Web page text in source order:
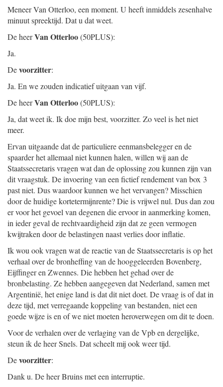
Meneer Van Otterloo, een moment. U heeft inmiddels zesenhalve
minuut spreektijd. Dat u dat weet.
De heerVan Otterloo(50PLUS):
Ja.
Devoorzitter:
Ja. En we zouden indicatief uitgaan van vijf.
De heerVan Otterloo(50PLUS):
Ja, dat weet ik. Ik doe mijn best, voorzitter. Zo veel is het niet
meer.
Ervan uitgaande dat de particuliere eenmansbelegger en de
spaarder het allemaal niet kunnen halen, willen wij aan de
Staatssecretaris vragen wat dan de oplossing zou kunnen zijn van
dit vraagstuk. De invoering van een fictief rendement van box 3
past niet. Dus waardoor kunnen we het vervangen? Misschien
door de huidige kortetermijnrente? Die is vrijwel nul. Dus dan zou
er voor het gevoel van degenen die ervoor in aanmerking komen,
in ieder geval de rechtvaardigheid zijn dat ze geen vermogen
kwijtraken door de belastingen naast verlies door inflatie.
Ik wou ook vragen wat de reactie van de Staatssecretaris is op het
verhaal over de bronheffing van de hooggeleerden Bovenberg,
Eijffinger en Zwennes. Die hebben het gehad over de
bronbelasting. Ze hebben aangegeven dat Nederland, samen met
Argentinië, het enige land is dat dit niet doet. De vraag is of dat in
deze tijd, met verregaande koppeling van bestanden, niet een
goede wijze is en of we niet moeten heroverwegen om dit te doen.
Voor de verhalen over de verlaging van de Vpb en dergelijke,
steun ik de heer Snels. Dat scheelt mij ook weer tijd.
Devoorzitter:
Dank u. De heer Bruins met een interruptie.